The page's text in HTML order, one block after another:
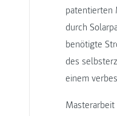
patentierten
durch
benötigte
des
einem
Masterarbeit